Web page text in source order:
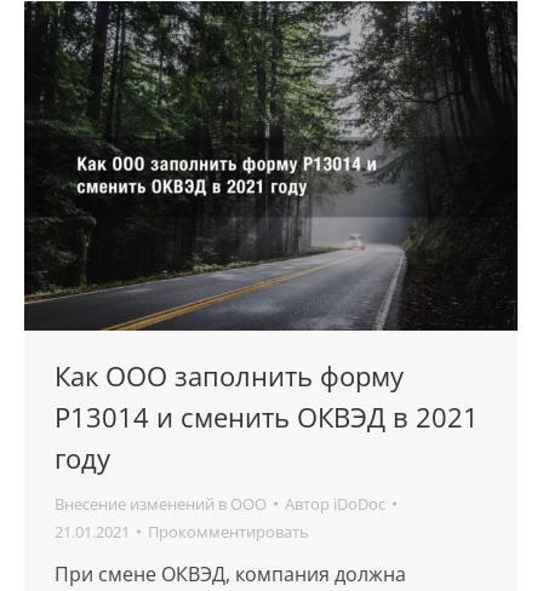
Как ООО заполнить форму
Р13014 и сменить ОКВЭД в 2021
году
Внесение изменений в ООО Автор iDoDoc
21.01.2021
Прокомментировать
При смене ОКВЭД, компания должна